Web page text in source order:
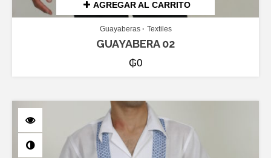
AGREGAR AL CARRITO
Guayaberas Textiles
GUAYABERA 02
₲0